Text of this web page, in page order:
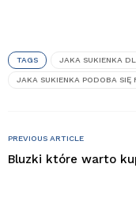
TAGS JAKA SUKIENKA
JAKA SUKIENKA PODOBA SIĘ
PREVIOUS ARTICLE
Bluzki które warto